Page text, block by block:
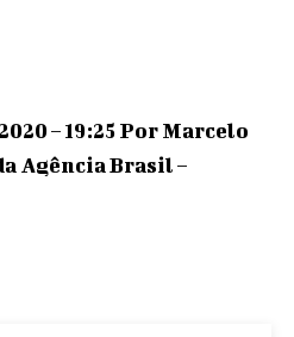
– 19:25 Por Marcelo
Agência Brasil –